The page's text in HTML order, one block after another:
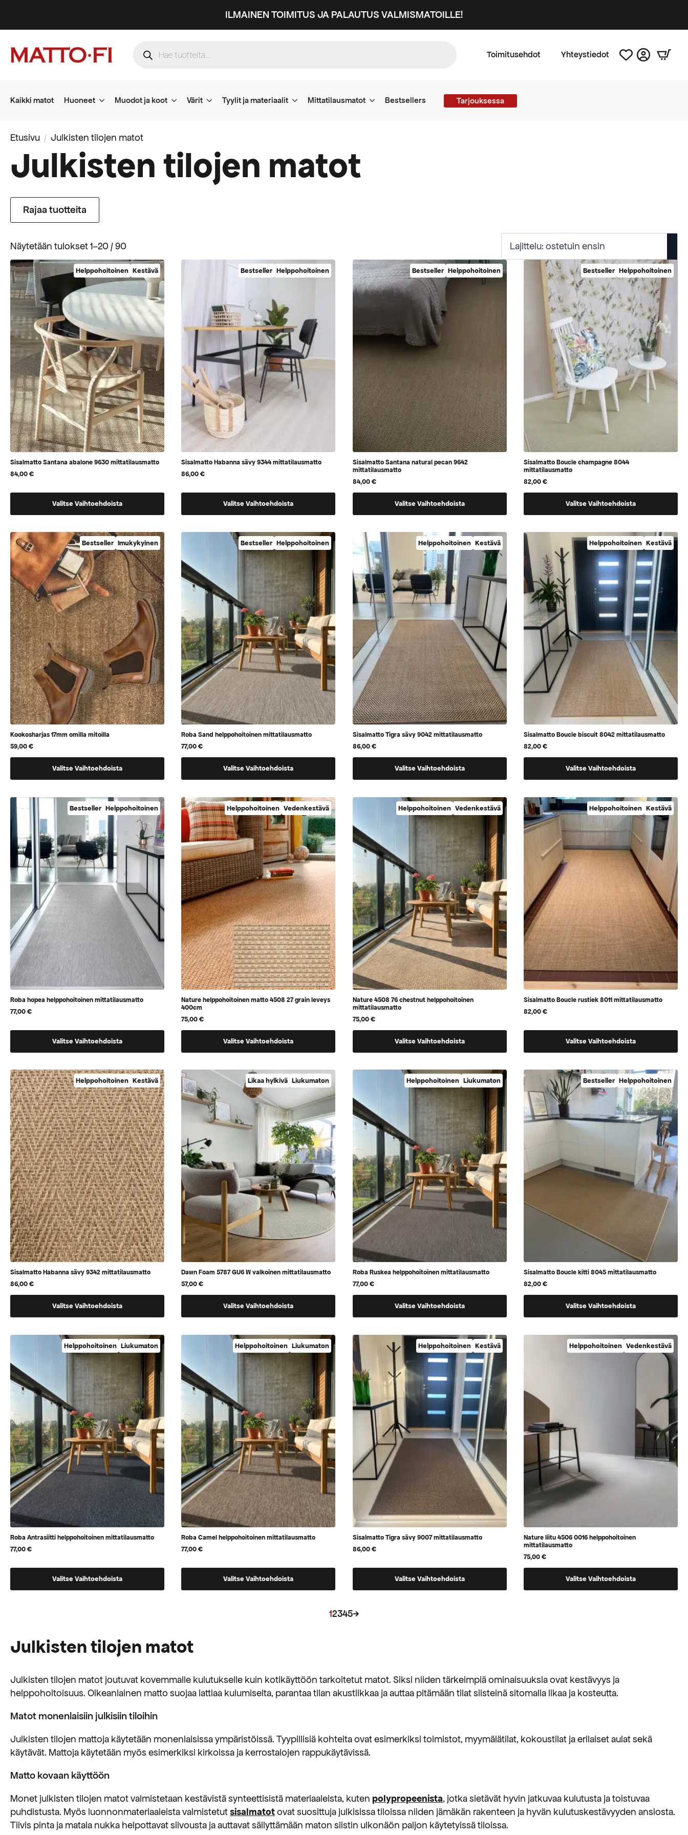
ILMAINEN TOIMITUS JA PALAUTUS VALMISMATOILLE!
search
Toimitusehdot Yhteystiedot
Kaikki matot Huoneet Muodot ja koot Värit Tyylit ja materiaalit Mittatilausmatot Bestsellers Tarjouksessa
Etusivu Julkisten tilojen matot
Julkisten tilojen matot
Rajaa tuotteita
Näytetään tulokset 1–20 / 90Suosituimmat
ensin
Helppohoitoinen Kestävä
Sisalmatto Santana abalone 9630 mittatilausmatto
84,00€
Valitse Vaihtoehdoista
tuotteella
vaihtoehtoja,
jotka
voidaan
valita
tuotteen
sivulla
Bestseller Helppohoitoinen
Sisalmatto Habanna sävy 9344 mittatilausmatto
86,00€
Valitse Vaihtoehdoista
tuotteella
vaihtoehtoja,
voidaan
valita
tuotteen
Bestseller Helppohoitoinen
Sisalmatto Santana natural pecan 9642
mittatilausmatto
84,00€
Valitse Vaihtoehdoista
tuotteella
vaihtoehtoja,
jotka
voidaan
valita
tuotteen
sivulla
Bestseller Helppohoitoinen
Sisalmatto Boucle champagne 8044
mittatilausmatto
82,00€
Valitse Vaihtoehdoista
tuotteella
vaihtoehtoja,
jotka
voidaan
valita
tuotteen
sivulla
Bestseller Imukykyinen
Kookosharjas 17mm omilla mitoilla
59,00€
Valitse Vaihtoehdoista
tuotteella
vaihtoehtoja,
jotka
voidaan
valita
tuotteen
sivulla
Bestseller Helppohoitoinen
Roba Sand helppohoitoinen mittatilausmatto
77,00€
Valitse Vaihtoehdoista
tuotteella
vaihtoehtoja,
jotka
voidaan
valita
tuotteen
sivulla
Helppohoitoinen Kestävä
Sisalmatto Tigra sävy 9042 mittatilausmatto
86,00€
Valitse Vaihtoehdoista
tuotteella
vaihtoehtoja,
voidaan
valita
tuotteen
Helppohoitoinen Kestävä
Sisalmatto Boucle biscuit 8042 mittatilausmatto
82,00€
Valitse Vaihtoehdoista
tuotteella
vaihtoehtoja,
jotka
voidaan
tuotteen
Bestseller Helppohoitoinen
Roba hopea helppohoitoinen mittatilausmatto
77,00€
Valitse Vaihtoehdoista
tuotteella
vaihtoehtoja,
jotka
voidaan
valita
tuotteen
sivulla
Helppohoitoinen Vedenkestävä
Nature helppohoitoinen matto 4508 27 grain leveys
400cm
75,00€
Valitse Vaihtoehdoista
tuotteella
vaihtoehtoja,
jotka
voidaan
tuotteen
sivulla
Helppohoitoinen Vedenkestävä
Nature 4508 76 chestnut helppohoitoinen
mittatilausmatto
75,00€
Valitse Vaihtoehdoista
tuotteella
vaihtoehtoja,
voidaan
valita
tuotteen
Helppohoitoinen Kestävä
Sisalmatto Boucle rustiek 8011 mittatilausmatto
82,00€
Valitse Vaihtoehdoista
tuotteella
vaihtoehtoja,
jotka
voidaan
valita
sivulla
Helppohoitoinen Kestävä
Sisalmatto Habanna sävy 9342 mittatilausmatto
86,00€
Valitse Vaihtoehdoista
tuotteella
vaihtoehtoja,
voidaan
valita
tuotteen
Likaa hylkivä Liukumaton
Dawn Foam 5787 GU6 W valkoinen mittatilausmatto
57,00€
Valitse Vaihtoehdoista
tuotteella
vaihtoehtoja,
voidaan
valita
tuotteen
Helppohoitoinen Liukumaton
Roba Ruskea helppohoitoinen mittatilausmatto
77,00€
Valitse Vaihtoehdoista
tuotteella
vaihtoehtoja,
jotka
voidaan
valita
tuotteen
sivulla
Bestseller Helppohoitoinen
Sisalmatto Boucle kitti 8045 mittatilausmatto
82,00€
Valitse Vaihtoehdoista
tuotteella
vaihtoehtoja,
tuotteen
sivulla
Helppohoitoinen Liukumaton
Roba Antrasiitti helppohoitoinen mittatilausmatto
77,00€
Valitse Vaihtoehdoista
tuotteella
voidaan
valita
sivulla
Helppohoitoinen Liukumaton
Roba Camel helppohoitoinen mittatilausmatto
77,00€
Valitse Vaihtoehdoista
tuotteella
voidaan
valita
sivulla
Helppohoitoinen Kestävä
Sisalmatto Tigra sävy 9007 mittatilausmatto
86,00€
Valitse Vaihtoehdoista
tuotteella
vaihtoehtoja,
sivulla
Helppohoitoinen Vedenkestävä
Nature liitu 4506 0016 helppohoitoinen
mittatilausmatto
75,00€
Valitse Vaihtoehdoista
tuotteella
sivulla
12345→
Julkisten tilojen matot
Julkisten tilojen matot joutuvat kovemmalle kulutukselle kuin kotikäyttöön tarkoitetut matot. Siksi niiden tärkeimpiä ominaisuuksia ovat kestävyys ja
helppohoitoisuus. Oikeanlainen matto suojaa lattiaa kulumiselta, parantaa tilan akustiikkaa ja auttaa pitämään tilat siisteinä sitomalla likaa ja kosteutta.
Matot monenlaisiin julkisiin tiloihin
Julkisten tilojen mattoja käytetään monenlaisissa ympäristöissä. Tyypillisiä kohteita ovat esimerkiksi toimistot, myymälätilat, kokoustilat ja erilaiset aulat sekä
käytävät. Mattoja käytetään myös esimerkiksi kirkoissa ja kerrostalojen rappukäytävissä.
Matto kovaan käyttöön
Monet julkisten tilojen matot valmistetaan kestävistä synteettisistä materiaaleista, kuten polypropeenista, jotka sietävät hyvin jatkuvaa kulutusta ja toistuvaa
puhdistusta. Myös luonnonmateriaaleista valmistetutsisalmatotovat suosittuja julkisissa tiloissa niiden jämäkän rakenteen ja hyvän kulutuskestävyyden ansiosta.
Tiivis pinta ja matala nukka helpottavat siivousta ja auttavat säilyttämään maton siistin ulkonäön paljon käytetyissä tiloissa.